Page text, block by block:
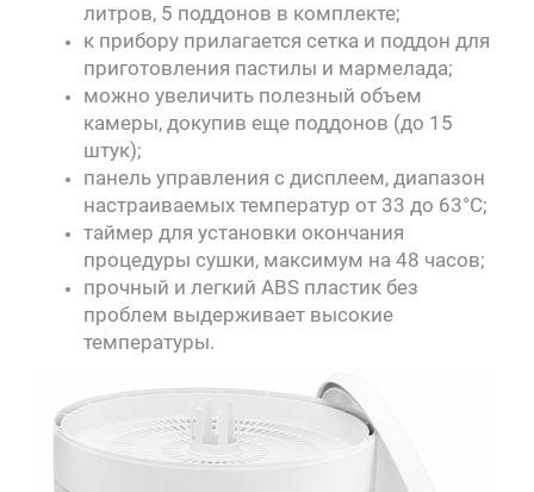
литров, 5 поддонов в комплекте;
к прибору прилагается сетка и поддон для
приготовления пастилы и мармелада;
можно увеличить полезный объем
камеры, докупив еще поддонов (до 15
штук);
панель управления с дисплеем, диапазон
настраиваемых температур от 33 до 63°C;
таймер для установки окончания
процедуры сушки, максимум на 48 часов;
прочный и легкий ABS пластик без
проблем выдерживает высокие
температуры.